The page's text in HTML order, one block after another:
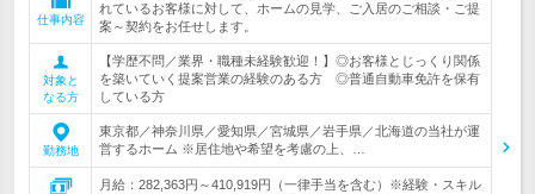
仕事内容
れているお客様に対して、ホームの見学、ご入居のご相談・ご提
案～契約をお任せします。
対象と
なる方
【学歴不問／業界・職種未経験歓迎！】◎お客様とじっくり関係
を築いていく提案営業の経験のある方 ◎普通自動車免許を保有
している方
勤務地
東京都／神奈川県／愛知県／宮城県／岩手県／北海道の当社が運
営するホーム ※居住地や希望を考慮の上、…
月給：282,363円～410,919円（一律手当を含む）※経験・スキル